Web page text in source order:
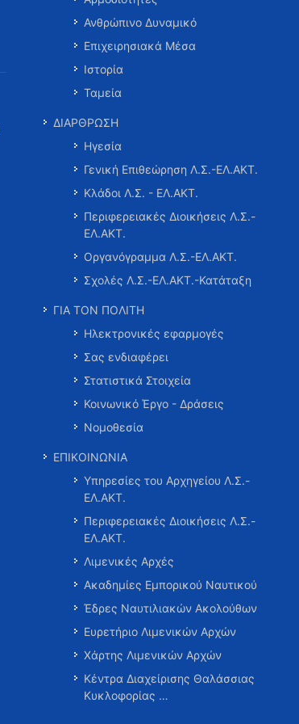
Ανθρώπινο Δυναμικό
Επιχειρησιακά Μέσα
Ιστορία
Ταμεία
ΔΙΑΡΘΡΩΣΗ
Ηγεσία
Γενική Επιθεώρηση Λ.Σ.-ΕΛ.ΑΚΤ.
Κλάδοι Λ.Σ. - ΕΛ.ΑΚΤ.
Περιφερειακές Διοικήσεις Λ.Σ.-
ΕΛ.ΑΚΤ.
Οργανόγραμμα Λ.Σ.-ΕΛ.ΑΚΤ.
Σχολές Λ.Σ.-ΕΛ.ΑΚΤ.-Κατάταξη
ΓΙΑ ΤΟΝ ΠΟΛΙΤΗ
Ηλεκτρονικές εφαρμογές
Σας ενδιαφέρει
Στατιστικά Στοιχεία
Κοινωνικό Έργο - Δράσεις
Νομοθεσία
ΕΠΙΚΟΙΝΩΝΙΑ
Υπηρεσίες του Αρχηγείου Λ.Σ.-
ΕΛ.ΑΚΤ.
Περιφερειακές Διοικήσεις Λ.Σ.-
ΕΛ.ΑΚΤ.
Λιμενικές Αρχές
Ακαδημίες Εμπορικού Ναυτικού
Έδρες Ναυτιλιακών Ακολούθων
Ευρετήριο Λιμενικών Αρχών
Χάρτης Λιμενικών Αρχών
Κέντρα Διαχείρισης Θαλάσσιας
Κυκλοφορίας …